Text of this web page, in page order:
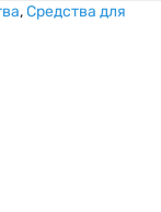
,Средства для